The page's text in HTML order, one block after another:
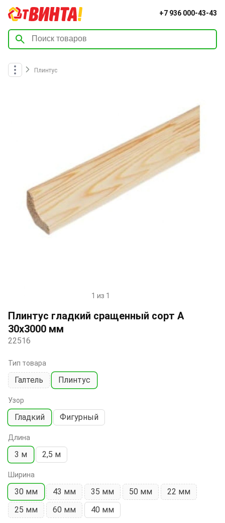
+7 936 000-43-43
Плинтус
1
of
1
1 из 1
Плинтус гладкий сращенный сорт А
30х3000 мм
22516
Тип товара
Галтель Плинтус
Узор
Гладкий Фигурный
Длина
3 м 2,5 м
Ширина
30 мм 43 мм 35 мм 50 мм
22 мм
25 мм
60 мм 40 мм